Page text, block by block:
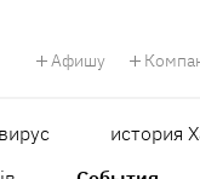
Афишу
история